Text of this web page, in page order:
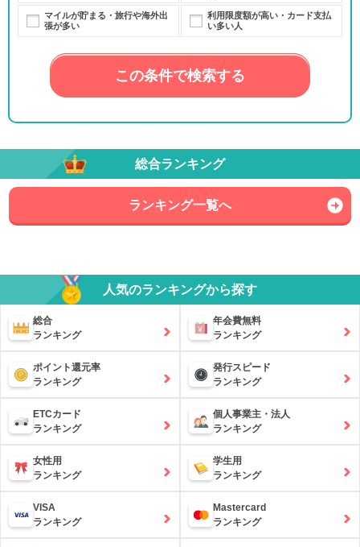
マイルが貯まる・旅行や海外出
張が多い
利用限度額が高い・カード支払
い多い人
この条件で検索する
総合ランキング
ランキング一覧へ
人気のランキングから探す
総合
ランキング
年会費無料
ランキング
ポイント還元率
ランキング
発行スピード
ランキング
ETCカード
ランキング
個人事業主・法人
ランキング
女性用
ランキング
学生用
ランキング
VISA
ランキング
Mastercard
ランキング